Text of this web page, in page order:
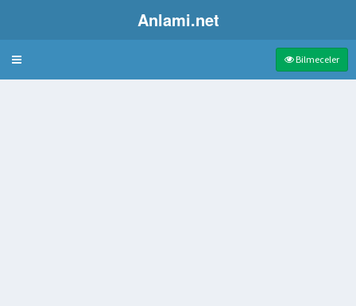
Anlami.net
Bulmaca Bilmeceler